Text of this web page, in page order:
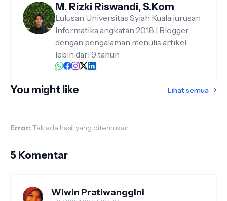
M. Rizki Riswandi, S.Kom
Lulusan Universitas Syiah Kuala jurusan
Informatika angkatan 2018 | Blogger
dengan pengalaman menulis artikel
lebih dari 9 tahun
You might like Lihat semua
Error: Tak ada hasil yang ditemukan
5 Komentar
Wiwin Pratiwanggini